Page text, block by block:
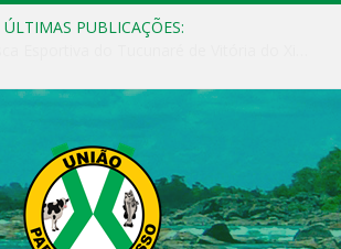
ÚLTIMAS PUBLICAÇÕES: